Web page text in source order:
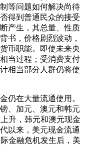
等问题如何解决尚待
得到普通民众的接受
产生，其总量、性质
书，价格剧烈波动，
币职能。即使未来央
当过程；受消费支付
相当部分人群仍将使
在大量流通使用。
、加元、澳元和韩元
升，韩元和澳元现金
以来，美元现金流通
金融危机发生后，美